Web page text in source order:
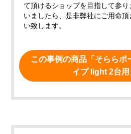
て頂けるショップを目指して参
いましたら、是非弊社にご用命
い致します。
この事例の商品「そららポ
イプ light 2台